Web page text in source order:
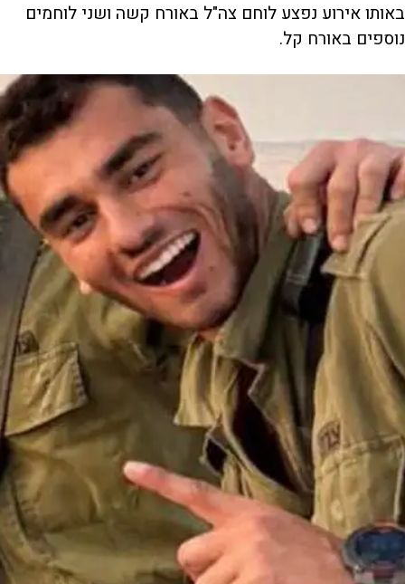
באותו אירוע נפצע לוחם צה"ל באורח קשה ושני לוחמים
נוספים באורח קל.